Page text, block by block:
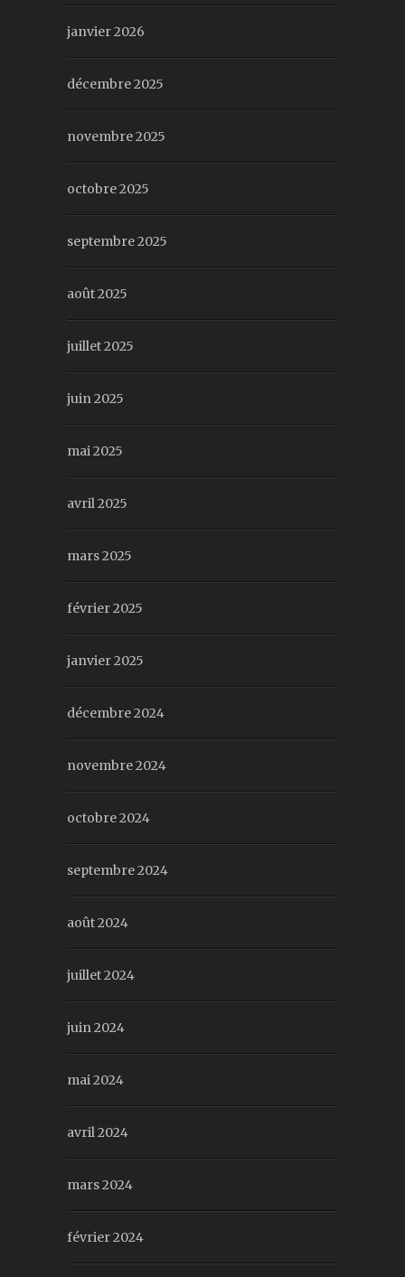
janvier 2026
décembre 2025
novembre 2025
octobre 2025
septembre 2025
août 2025
juillet 2025
juin 2025
mai 2025
avril 2025
mars 2025
février 2025
janvier 2025
décembre 2024
novembre 2024
octobre 2024
septembre 2024
août 2024
juillet 2024
juin 2024
mai 2024
avril 2024
mars 2024
février 2024